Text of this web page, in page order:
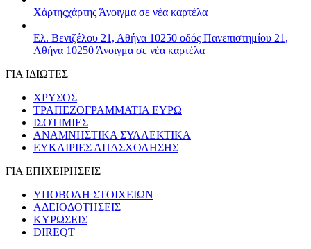
Χάρτηςχάρτης Άνοιγμα σε νέα καρτέλα
Ελ. Βενιζέλου 21, Αθήνα 10250 οδός Πανεπιστημίου 21,
Αθήνα 10250 Άνοιγμα σε νέα καρτέλα
ΓΙΑ ΙΔΙΩΤΕΣ
ΧΡΥΣΟΣ
ΤΡΑΠΕΖΟΓΡΑΜΜΑΤΙΑ ΕΥΡΩ
ΙΣΟΤΙΜΙΕΣ
ΑΝΑΜΝΗΣΤΙΚΑ ΣΥΛΛΕΚΤΙΚΑ
ΕΥΚΑΙΡΙΕΣ ΑΠΑΣΧΟΛΗΣΗΣ
ΓΙΑ ΕΠΙΧΕΙΡΗΣΕΙΣ
ΥΠΟΒΟΛΗ ΣΤΟΙΧΕΙΩΝ
ΑΔΕΙΟΔΟΤΗΣΕΙΣ
ΚΥΡΩΣΕΙΣ
DIREQT